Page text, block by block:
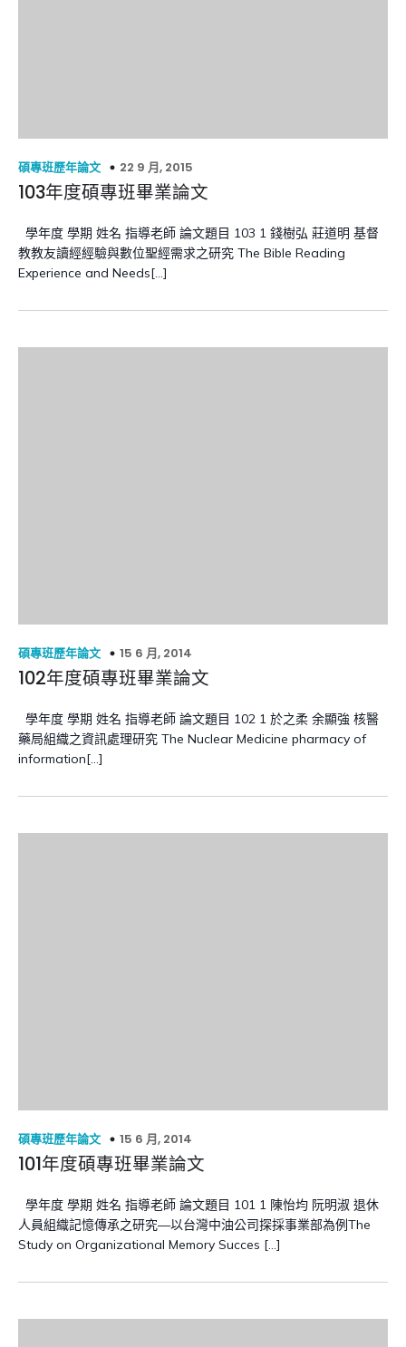
碩專班歷年論文 22 9 月, 2015
103年度碩專班畢業論文
學年度 學期 姓名 指導老師 論文題目 103 1 錢樹弘 莊道明 基督
教教友讀經經驗與數位聖經需求之研究 The Bible Reading
Experience and Needs[…]
碩專班歷年論文 15 6 月, 2014
102年度碩專班畢業論文
學年度 學期 姓名 指導老師 論文題目 102 1 於之柔 余顯強 核醫
藥局組織之資訊處理研究 The Nuclear Medicine pharmacy of
information[…]
碩專班歷年論文 15 6 月, 2014
101年度碩專班畢業論文
學年度 學期 姓名 指導老師 論文題目 101 1 陳怡均 阮明淑 退休
人員組織記憶傳承之研究—以台灣中油公司探採事業部為例The
Study on Organizational Memory Succes […]